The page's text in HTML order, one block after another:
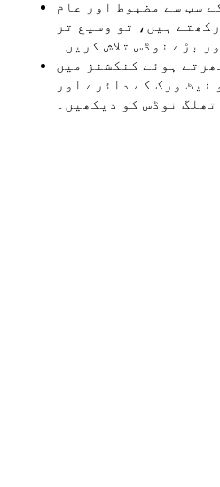
سب سے مضبوط اور عام
ہیں، تو وسیع تر
بڑے نوڈس تلاش کریں۔
ہوئے کنکشنز میں
نیٹ ورک کے دائرے اور
نوڈس کو دیکھیں۔